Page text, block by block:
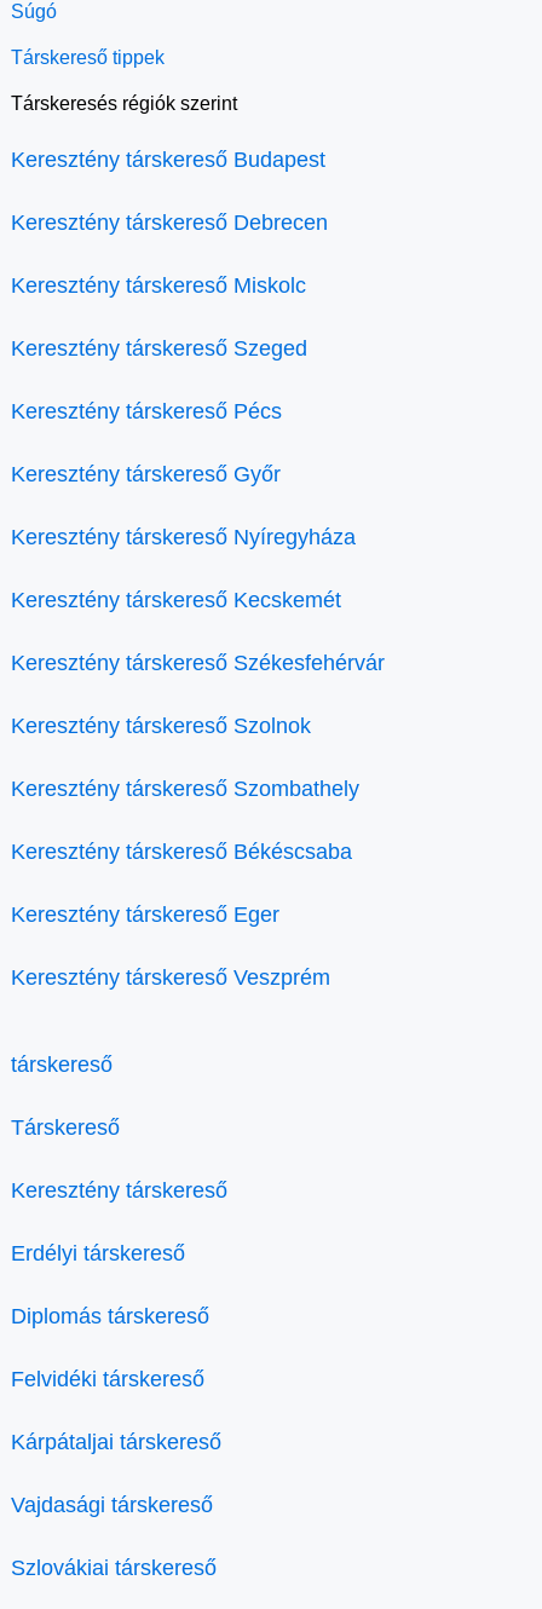
Súgó
Társkereső tippek
Társkeresés régiók szerint
Keresztény társkereső Budapest
Keresztény társkereső Debrecen
Keresztény társkereső Miskolc
Keresztény társkereső Szeged
Keresztény társkereső Pécs
Keresztény társkereső Győr
Keresztény társkereső Nyíregyháza
Keresztény társkereső Kecskemét
Keresztény társkereső Székesfehérvár
Keresztény társkereső Szolnok
Keresztény társkereső Szombathely
Keresztény társkereső Békéscsaba
Keresztény társkereső Eger
Keresztény társkereső Veszprém
társkereső
Társkereső
Keresztény társkereső
Erdélyi társkereső
Diplomás társkereső
Felvidéki társkereső
Kárpátaljai társkereső
Vajdasági társkereső
Szlovákiai társkereső